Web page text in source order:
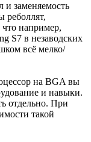
и заменяемость
реболлят,
например,
S7 в незаводских
всё мелко/
на BGA вы
и навыки.
отдельно. При
такой